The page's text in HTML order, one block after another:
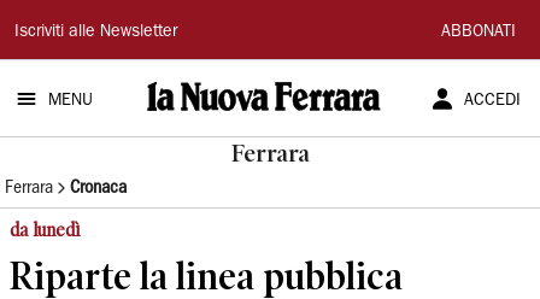
La
Nuova
Ferrara
Iscriviti alle Newsletter ABBONATI
MENU ACCEDI
Ferrara
Ferrara Cronaca
da lunedì
Riparte la linea pubblica